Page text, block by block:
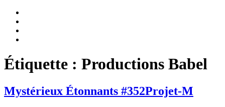
Étiquette : Productions Babel
Mystérieux Étonnants #352Projet-M